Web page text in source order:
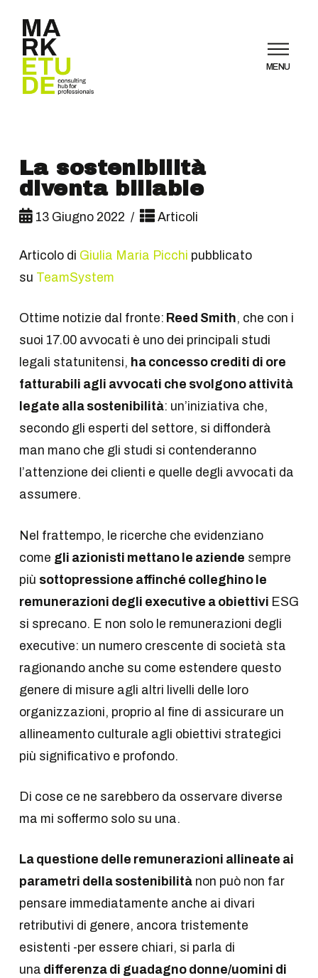
MENU
La sostenibilità
diventa billable
13 Giugno 2022 Articoli
Articolo di Giulia Maria Picchi pubblicato
su TeamSystem
Ottime notizie dal fronte: Reed Smith, che con i
suoi 17.00 avvocati è uno dei principali studi
legali statunitensi, ha concesso crediti di ore
fatturabili agli avvocati che svolgono attività
legate alla sostenibilità: un’iniziativa che,
secondo gli esperti del settore, si diffonderà
man mano che gli studi si contenderanno
l’attenzione dei clienti e quelle degli avvocati da
assumere.
Nel frattempo, le ricerche che evidenziano
come gli azionisti mettano le aziende sempre
più sottopressione affinché colleghino le
remunerazioni degli executive a obiettivi ESG
si sprecano. E non solo le remunerazioni degli
executive: un numero crescente di società sta
ragionando anche su come estendere questo
genere di misure agli altri livelli delle loro
organizzazioni, proprio al fine di assicurare un
allineamento culturale agli obiettivi strategici
più significativo e profondo.
Di cose ce ne sarebbero da osservare diverse
ma mi soffermo solo su una.
La questione delle remunerazioni allineate ai
parametri della sostenibilitànon può non far
pensare immediatamente anche ai divari
retributivi di genere, ancora tristemente
esistenti -per essere chiari, si parla di
una differenza di guadagno donne/uomini di